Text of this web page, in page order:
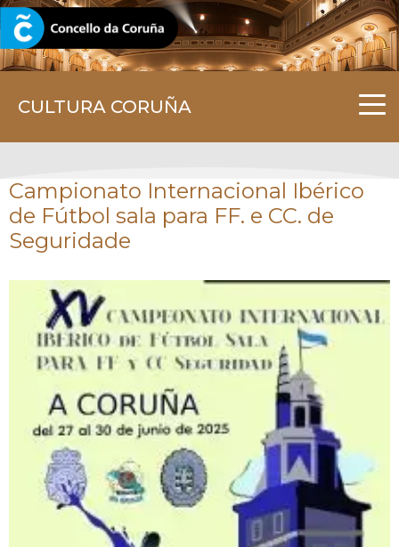
CULTURA CORUÑA
CORUNA.GAL
Campionato Internacional Ibérico
de Fútbol sala para FF. e CC. de
Seguridade